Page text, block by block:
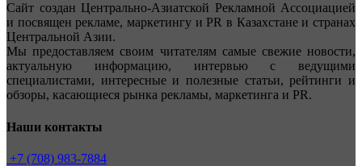
Сайт создан Центрально-Азиатской Рекламной Ассоциацией
и посвящен рекламе, маркетингу и PR в Казахстане и странах
Центральной Азии.
Мы предоставляем своим читателям самые свежие новости,
актуальную информацию, интервью с ведущими
специалистами, интересные и полезные статьи, рейтинги и
обзоры, касающиеся рынка рекламы, маркетинга и PR.
Наши контакты
+7 (708) 983-7884